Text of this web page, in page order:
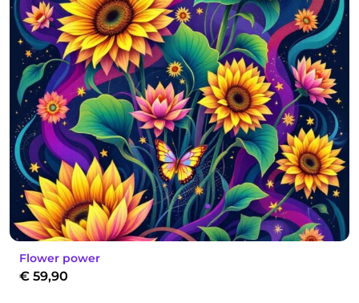
Flower power
€ 59,90